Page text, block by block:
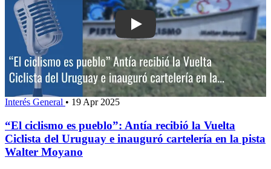
Play: “El ciclismo es pueblo”: Antía
Interés General • 19 Apr 2025
“El ciclismo es pueblo”: Antía recibió la Vuelta
Ciclista del Uruguay e inauguró cartelería en la pista
Walter Moyano